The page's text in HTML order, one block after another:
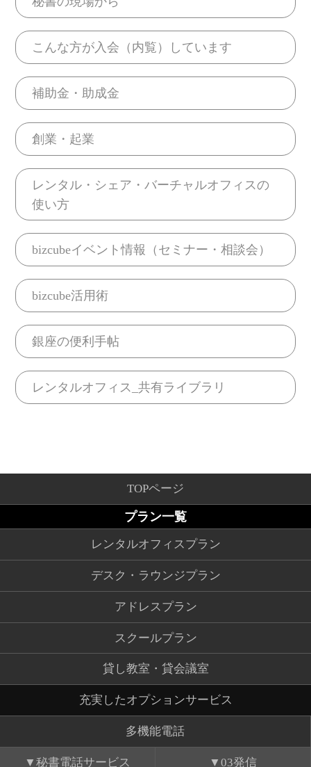
こんな方が入会（内覧）しています
補助金・助成金
創業・起業
レンタル・シェア・バーチャルオフィスの
使い方
bizcubeイベント情報（セミナー・相談会）
bizcube活用術
銀座の便利手帖
レンタルオフィス_共有ライブラリ
TOPページ
プラン一覧
レンタルオフィスプラン
デスク・ラウンジプラン
アドレスプラン
スクールプラン
貸し教室・貸会議室
充実したオプションサービス
多機能電話
秘書電話サービス 03発信